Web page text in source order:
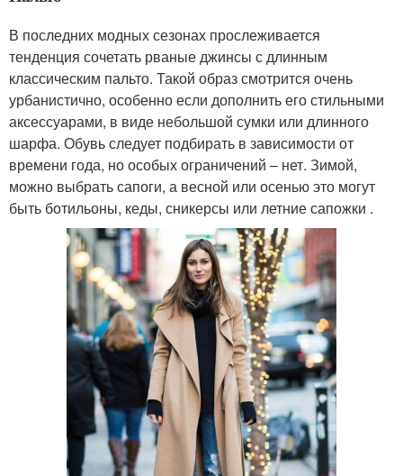
В последних модных сезонах прослеживается
тенденция сочетать рваные джинсы с длинным
классическим пальто. Такой образ смотрится очень
урбанистично, особенно если дополнить его стильными
аксессуарами, в виде небольшой сумки или длинного
шарфа. Обувь следует подбирать в зависимости от
времени года, но особых ограничений – нет. Зимой,
можно выбрать сапоги, а весной или осенью это могут
быть ботильоны, кеды, сникерсы или летние сапожки .